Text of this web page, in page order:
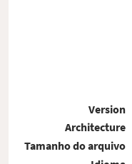
Version
Architecture
Tamanho do arquivo